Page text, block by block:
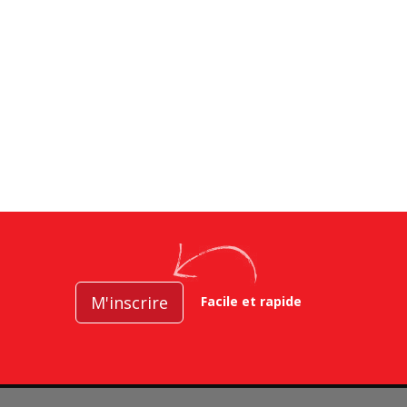
M'inscrire Facile et rapide